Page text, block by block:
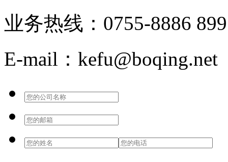
业务热线：0755-8886
E-mail：kefu@boqing.net